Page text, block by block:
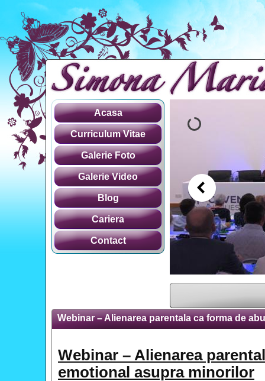
Acasa
Curriculum Vitae
Galerie Foto
Galerie Video
Blog
Cariera
Contact
Webinar – Alienarea parentala ca forma de
Webinar – Alienarea
emotional asupra minorilor